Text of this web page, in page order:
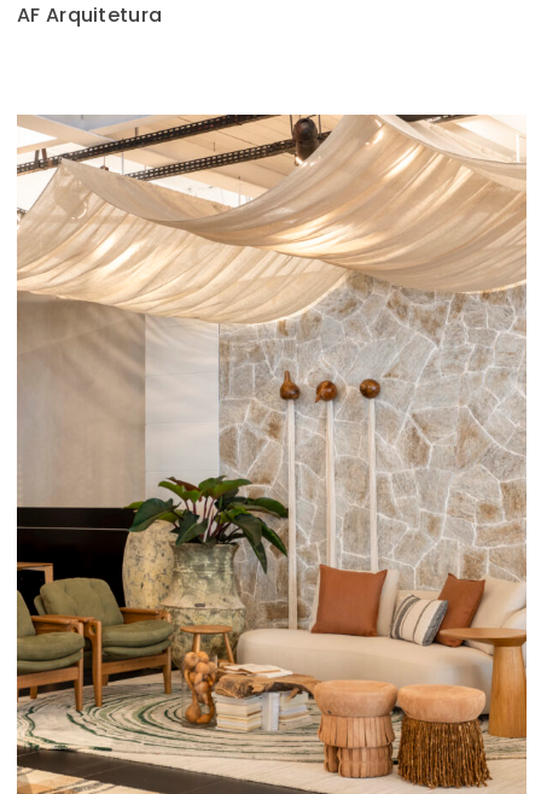
AF Arquitetura